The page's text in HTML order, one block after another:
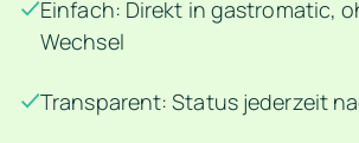
Einfach: Direkt in gastromatic,
Wechsel
Transparent: Status jederzeit